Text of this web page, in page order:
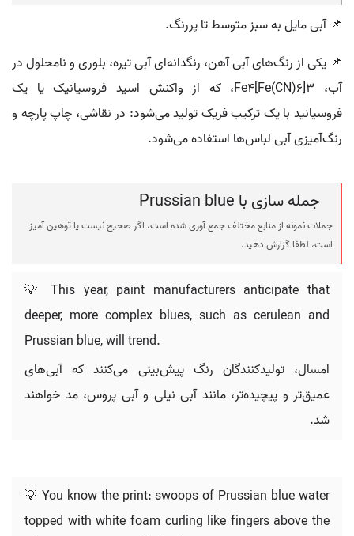
📌 آبی مایل به سبز متوسط تا پررنگ.
📌 یکی از رنگ‌های آبی آهن، رنگدانه‌ای آبی تیره، بلوری و نامحلول در
آب، Fe4[Fe(CN)6]3، که از واکنش اسید فروسیانیک یا یک
فروسیانید با یک ترکیب فریک تولید می‌شود: در نقاشی، چاپ پارچه و
رنگ‌آمیزی آبی لباس‌ها استفاده می‌شود.
جمله سازی با Prussian blue
جملات نمونه از منابع مختلف جمع آوری شده است، اگر صحیح نیست یا توهین آمیز
است، لطفا گزارش دهید.
💡 This year, paint manufacturers anticipate that
deeper, more complex blues, such as cerulean and
Prussian blue, will trend.
امسال، تولیدکنندگان رنگ پیش‌بینی می‌کنند که آبی‌های
عمیق‌تر و پیچیده‌تر، مانند آبی نیلی و آبی پروس، مد خواهند
شد.
💡 You know the print: swoops of Prussian blue water
topped with white foam curling like fingers above the